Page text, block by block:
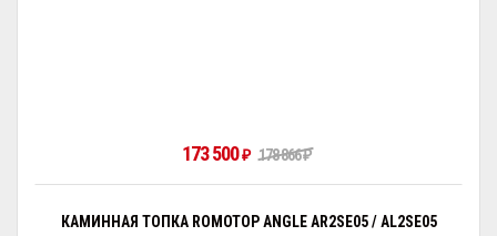
173 500₽ 178 866₽
КАМИННАЯ ТОПКА ROMOTOP ANGLE AR2SE05 / AL2SE05